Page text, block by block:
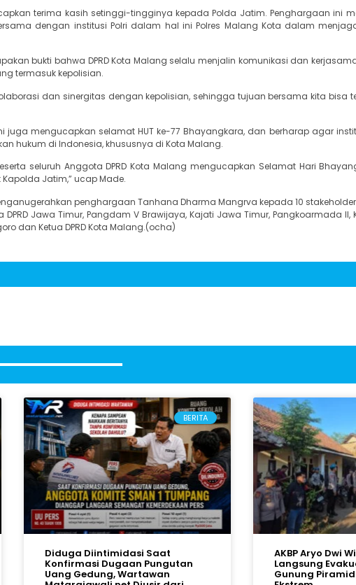
terima kasih setinggi-tingginya kepada Polda Jatim. Penghargaan ini
dengan institusi Polri dalam hal ini Polres Malang Kota dalam
bukti bahwa DPRD Kota Malang selalu menjalin komunikasi dan
termasuk kepolisian.
dan sinergitas dengan kepolisian, sehingga tujuan bersama kita bisa
juga mengucapkan selamat HUT ke-77 Bhayangkara, dan berharap agar
hukum di Indonesia, khususnya di Kota Malang.
seluruh Anggota DPRD Kota Malang mengucapkan Selamat Hari
Jatim,” ucap Made.
penghargaan Tanhana Dharma Mangrva kepada 10
Jawa Timur, Pangdam V Brawijaya, Kajati Jawa Timur, Pangkoarmada II,
dan Ketua DPRD Kota Malang.(ocha)
BERITA
Diduga Diintimidasi Saat
Konfirmasi Dugaan Pungutan
Uang Gedung, Wartawan
AKBP Aryo Dwi
Langsung
Gunung